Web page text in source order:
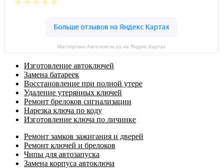
Мастерские Авто-ключи.ру на Яндекс.Картах
Изготовление автоключей
Замена батареек
Восстановление при полной утере
Удаление утерянных ключей
Ремонт брелоков сигнализации
Нарезка ключа по коду
Изготовление ключа по личинке
Ремонт замков зажигания и дверей
Ремонт ключей и брелоков
Чипы для автозапуска
Замена корпуса автоключа